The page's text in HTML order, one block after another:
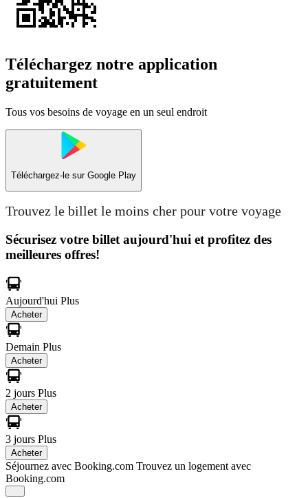
Téléchargez notre application
gratuitement
Tous vos besoins de voyage en un seul endroit
Téléchargez-le sur Google Play
Trouvez le billet le moins cher pour votre voyage
Sécurisez votre billet aujourd'hui et profitez des
meilleures offres!
Aujourd'hui Plus
Acheter
Demain Plus
Acheter
2 jours Plus
Acheter
3 jours Plus
Acheter
Séjournez avec Booking.com Trouvez un logement avec
Booking.com